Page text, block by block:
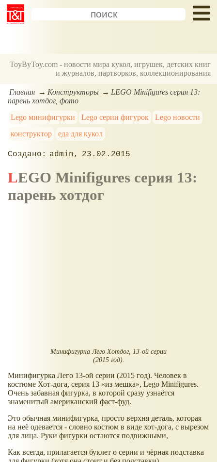
ToyByToy.com - новости мира кукол, игрушек, детских книг
и журналов, партворков, коллекционирования
Главная Конструкторы
LEGO Minifigures серия 13:
парень хотдог, фото
Lego минифигурки
Lego серии фигурок
Lego новости
конструктор
еда для кукол
admin 23.02.2015
LEGO Minifigures серия 13:
парень хотдог
Минифигурка Лего Хотдог, 13-ой серии
(2015 год).
Минифигурка Лего 13-ой серии (2015 год). Человек в
костюме Хот-дога, серия 13
из мешка , Lego Minifigures.
Очень забавная фигурка, в которой сразу узнаётся
знаменитый американский фаст-фуд.
Это обычная минифигурка, просто верхня деталь, которая
на неё одевается - словно костюм в виде хот-дога, с вырезом
для лица. Руки фигурки остаются подвижными,
Как всегда, прилагается буклет о серии и чёрная подставка